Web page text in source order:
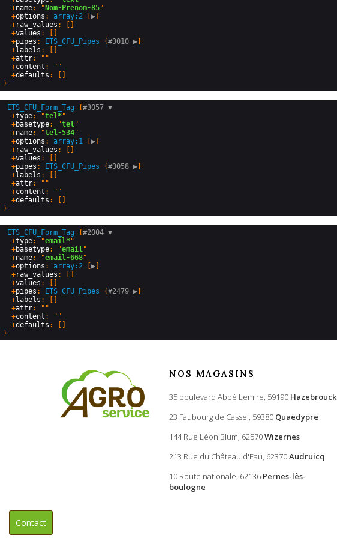
  +
name: " Nom-Prenom-85"
  +
options : array:2 ▶
  +
raw_values : []
  +
values : []
  +
pipes : ETS_CFU_Pipes {#3010 ▶}
  +
labels : []
  +
attr: ""
  +
content : ""
  +
defaults
ETS_CFU_Form_Tag {#3057 ▼
  +
type: "tel*"
  +
basetype: "tel"
  +
name: "tel-534"
  +
options : array:1 ▶
  +
raw_values : []
  +
values : []
  +
pipes : ETS_CFU_Pipes {#3058 ▶}
  +
labels : []
  +
attr: ""
  +
content : ""
  +
defaults
ETS_CFU_Form_Tag {#2004 ▼
  +
type: "email*"
  +
basetype: "email"
  +
name: "email-668"
  +
options : array:2 ▶
  +
raw_values : []
  +
values : []
  +
pipes : ETS_CFU_Pipes {#2479 ▶}
  +
labels : []
  +
attr: ""
  +
content : ""
  +
defaults
NOS MAGASINS
35 boulevard Abbé Lemire, 59190 Hazebrouck
23 Faubourg de Cassel, 59380 Quaëdypre
144 Rue Léon Blum, 62570Wizernes
213 Rue du Château d'Eau, 62370Audruicq
10 Route nationale, 62136 Pernes-lès-
boulogne
Contact